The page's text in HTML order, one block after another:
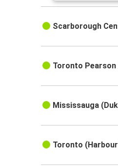
Scarborough
Toronto
Mississauga
Toronto